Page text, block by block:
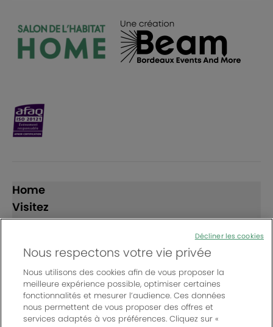
Home
Visitez
Exposez
Suivez-nous
Nous respectons votre vie privée
Nous utilisons des cookies afin de vous proposer la
meilleure expérience possible, optimiser certaines
fonctionnalités et mesurer l’audience. Ces données
nous permettent de vous proposer des offres et
services adaptés à vos préférences. Cliquez sur «
Décliner les cookies